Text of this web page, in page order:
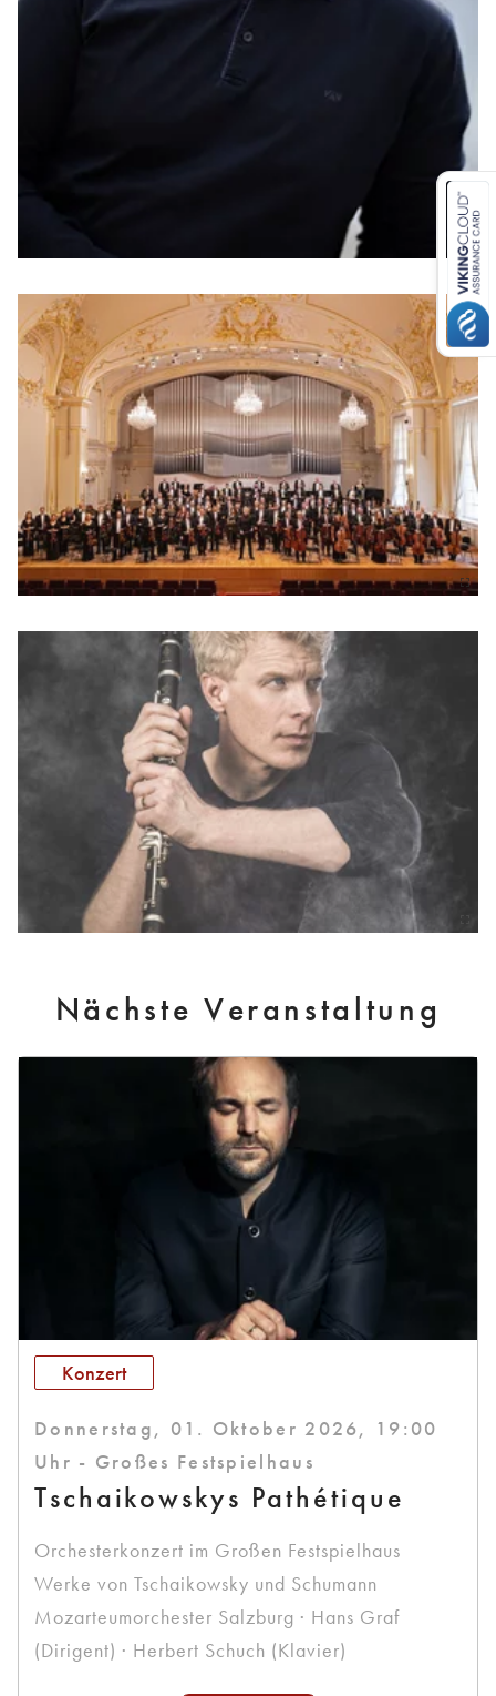
Nächste Veranstaltung
Konzert
Donnerstag, 01. Oktober 2026, 19:00
Uhr - Großes Festspielhaus
Tschaikowskys Pathétique
Orchesterkonzert im Großen Festspielhaus
Werke von Tschaikowsky und Schumann
Mozarteumorchester Salzburg · Hans Graf
(Dirigent) · Herbert Schuch (Klavier)